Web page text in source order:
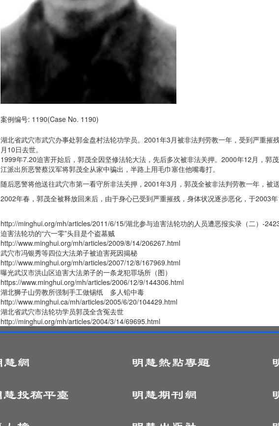
案例编号: 1190(Case No. 1190)
湖北省武穴市武穴办事处郭金盘村法轮功学员。2001年3月被非法判劳教一年，受到严重摧
月10日去世。
1999年7.20迫害开始后，郭茂全因坚修法轮大法，先后多次被非法关押。2000年12月，郭
江派出所恶警蔡汉军将郭茂全从家中骗出，半路上用毛巾塞住他嘴毒打。
随后恶警将他送往武穴市第一看守所非法关押，2001年3月，郭茂全被非法判劳教一年，被
2002年春，郭茂全被释放回来后，由于身心已受到严重摧残，身体状况逐步恶化，于2003年
http://minghui.org/mh/articles/2011/6/15/湖北参与迫害法轮功的人员遭恶报实录（二）-
迫害法轮功的“六一零”头目是个盗墓贼
http://www.minghui.org/mh/articles/2009/8/14/206267.html
武穴市冯银秀等四位大法弟子被迫害死因揭秘
http://www.minghui.org/mh/articles/2007/12/8/167969.html
曝光武汉市洪山区迫害大法弟子的一条龙犯罪场所（图）
https://www.minghui.org/mh/articles/2006/12/9/144306.html
湖北狮子山劳教所强制手工做锡纸 多人铅中毒
http://www.minghui.ca/mh/articles/2005/6/20/104429.html
湖北省武穴市法轮功学员郭茂全含冤去世
http://minghui.org/mh/articles/2004/3/14/69695.html